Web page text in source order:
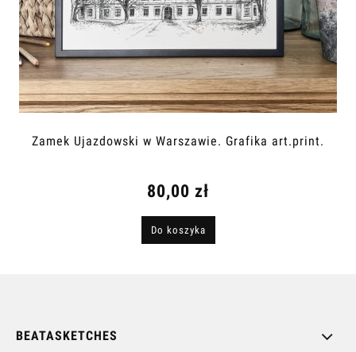
Zamek Ujazdowski w Warszawie. Grafika art.print.
80,00 zł
Do koszyka
BEATASKETCHES